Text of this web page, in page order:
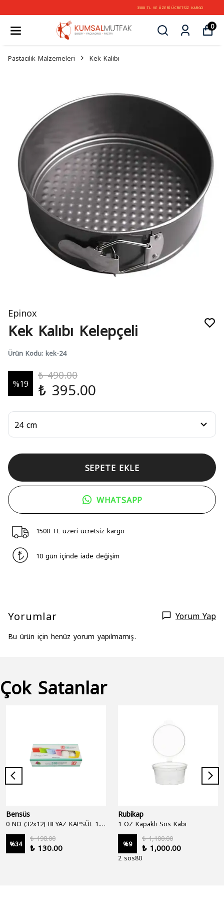
3500 TL VE ÜZERİ ÜCRETSİZ KARGO
0
Pastacılık Malzemeleri Kek Kalıbı
Epinox
Kek Kalıbı Kelepçeli
Ürün Kodu: kek-24
%19
₺ 490.00
₺ 395.00
SEPETE EKLE
WHATSAPP
1500 TL üzeri ücretsiz kargo
10 gün içinde iade değişim
Yorumlar Yorum Yap
Bu ürün için henüz yorum yapılmamış.
Çok Satanlar
Bensüs
%34
₺ 198.00
₺ 130.00
Rubikap
1 OZ Kapaklı Sos Kabı
%9
₺ 1,100.00
₺ 1,000.00
2 sos80